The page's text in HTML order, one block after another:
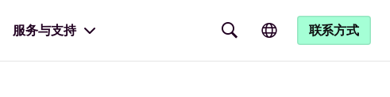
服务与支持 联系方式